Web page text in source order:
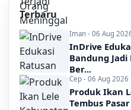
Terbaru
Iman - 06 Aug
InDrive
Bandung
Ber...
Cep - 06 Aug 2026
Produk Ikan
Tembus